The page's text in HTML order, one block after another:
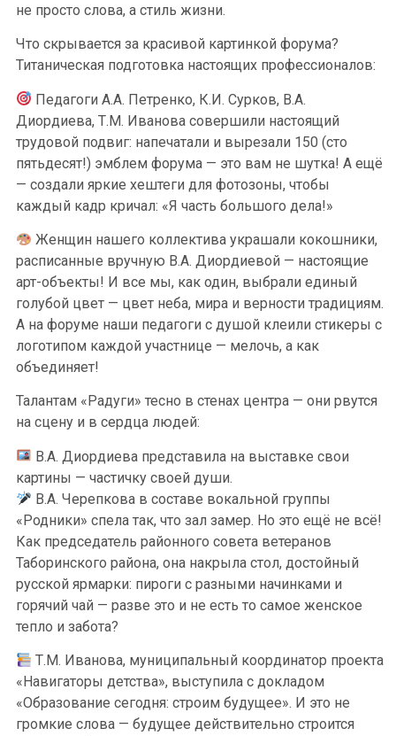
не просто слова, а стиль жизни.
Что скрывается за красивой картинкой форума?
Титаническая подготовка настоящих профессионалов:
Педагоги А.А. Петренко, К.И. Сурков, В.А.
Диордиева, Т.М. Иванова совершили настоящий
трудовой подвиг: напечатали и вырезали 150 (сто
пятьдесят!) эмблем форума — это вам не шутка! А ещё
— создали яркие хештеги для фотозоны, чтобы
каждый кадр кричал: «Я часть большого дела!»
Женщин нашего коллектива украшали кокошники,
расписанные вручную В.А. Диордиевой — настоящие
арт-объекты! И все мы, как один, выбрали единый
голубой цвет — цвет неба, мира и верности традициям.
А на форуме наши педагоги с душой клеили стикеры с
логотипом каждой участнице — мелочь, а как
объединяет!
Талантам «Радуги» тесно в стенах центра — они рвутся
на сцену и в сердца людей:
В.А. Диордиева представила на выставке свои
картины — частичку своей души.
В.А. Черепкова в составе вокальной группы
«Родники» спела так, что зал замер. Но это ещё не всё!
Как председатель районного совета ветеранов
Таборинского района, она накрыла стол, достойный
русской ярмарки: пироги с разными начинками и
горячий чай — разве это и не есть то самое женское
тепло и забота?
Т.М. Иванова, муниципальный координатор проекта
«Навигаторы детства», выступила с докладом
«Образование сегодня: строим будущее». И это не
громкие слова — будущее действительно строится